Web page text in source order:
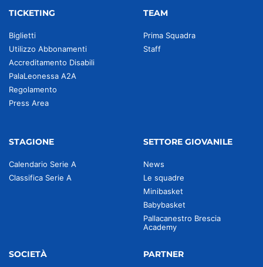
TICKETING
Biglietti
Utilizzo Abbonamenti
Accreditamento Disabili
PalaLeonessa A2A
Regolamento
Press Area
TEAM
Prima Squadra
Staff
STAGIONE
Calendario Serie A
Classifica Serie A
SETTORE GIOVANILE
News
Le squadre
Minibasket
Babybasket
Pallacanestro Brescia
Academy
SOCIETÀ PARTNER